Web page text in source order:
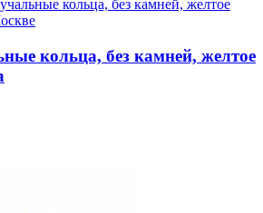
кольца, без камней, желтое